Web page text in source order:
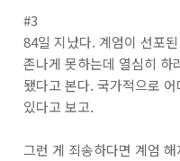
#3
84일 지났다. 계엄이 선포
존나게 못하는데 열심히 하
됐다고 본다. 국가적으로
있다고 보고.
그런 게 죄송하다면 계엄